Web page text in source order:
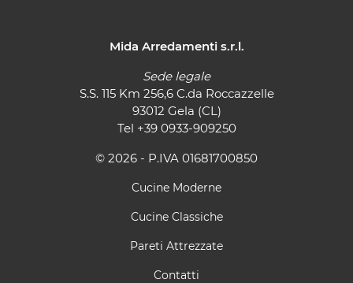
Mida Arredamenti s.r.l.
Sede legale
S.S. 115 Km 256,6 C.da Roccazzelle
93012 Gela (CL)
Tel +39 0933-909250
© 2026 - P.IVA 01681700850
Cucine Moderne
Cucine Classiche
Pareti Attrezzate
Contatti